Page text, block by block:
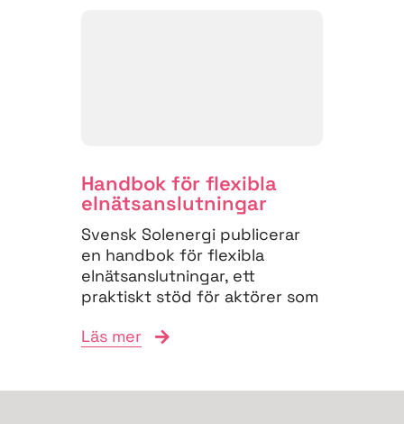
Handbok för flexibla
elnäts­anslutningar
Svensk Solenergi publicerar
en handbok för flexibla
elnätsanslutningar, ett
praktiskt stöd för aktörer som
anslutningsprocessen och
Läs mer